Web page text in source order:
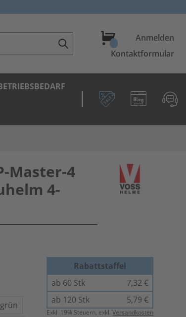
WarenkorbAnmelden
Kontaktformular
Master-4
4-
Rabattstaffel
ab 60 Stk
7,32 €
ab 120 Stk
5,79 €
Exkl. 19% Steuern, exkl.Versandkosten